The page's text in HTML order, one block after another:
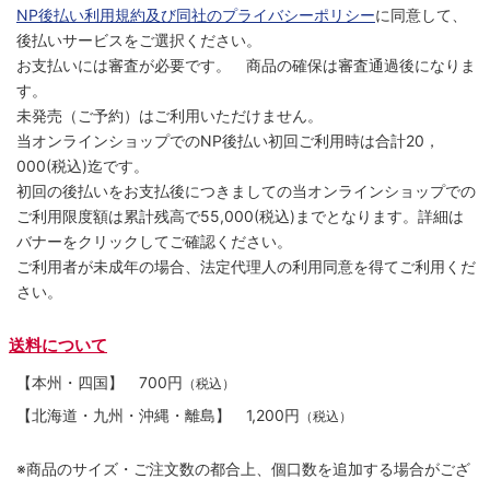
NP後払い利用規約及び同社のプライバシーポリシーに同意して、
後払いサービスをご選択ください。
お支払いには審査が必要です。 商品の確保は審査通過後になりま
す。
未発売（ご予約）はご利用いただけません。
当オンラインショップでのNP後払い初回ご利用時は合計20，
000(税込)迄です。
初回の後払いをお支払後につきましての当オンラインショップでの
ご利用限度額は累計残高で55,000(税込)までとなります。詳細は
バナーをクリックしてご確認ください。
ご利用者が未成年の場合、法定代理人の利用同意を得てご利用くだ
さい。
送料について
【本州・四国】 700円 （税込）
【北海道・九州・沖縄・離島】 1,200円 （税込）
※商品のサイズ・ご注文数の都合上、個口数を追加する場合がござ